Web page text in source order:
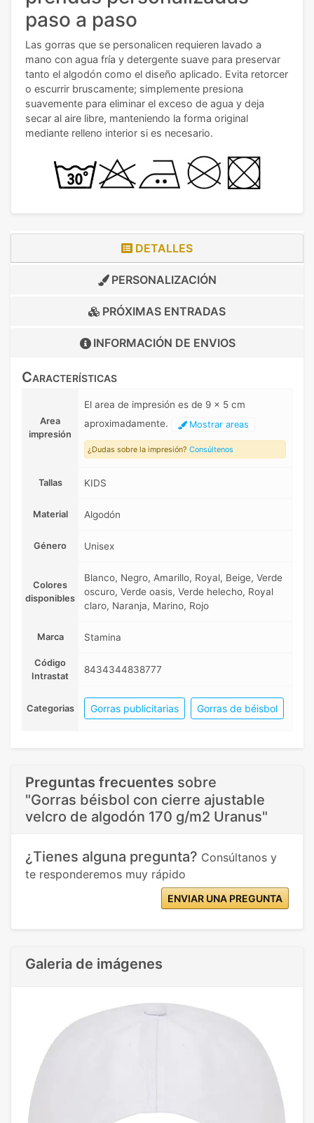
paso a paso
Las gorras que se personalicen requieren lavado a
mano con agua fría y detergente suave para preservar
tanto el algodón como el diseño aplicado. Evita retorcer
o escurrir bruscamente; simplemente presiona
suavemente para eliminar el exceso de agua y deja
secar al aire libre, manteniendo la forma original
mediante relleno interior si es necesario.
DETALLES
PERSONALIZACIÓN
PRÓXIMAS ENTRADAS
INFORMACIÓN DE ENVIOS
Características
Area
impresión
El area de impresión es de 9 x 5 cm
aproximadamente.
Mostrar areas
¿Dudas sobre la impresión? Consúltenos
Tallas KIDS
Material Algodón
Género Unisex
Colores
disponibles
Blanco, Negro, Amarillo, Royal, Beige, Verde
oscuro, Verde oasis, Verde helecho, Royal
claro, Naranja, Marino, Rojo
Marca Stamina
Código
Intrastat
8434344838777
Categorias Gorras publicitarias Gorras de béisbol
Preguntas frecuentes sobre
"Gorras béisbol con cierre ajustable
velcro de algodón 170 g/m2 Uranus"
¿Tienes alguna pregunta? Consúltanos y
te responderemos muy rápido
ENVIAR UNA PREGUNTA
Galeria de imágenes